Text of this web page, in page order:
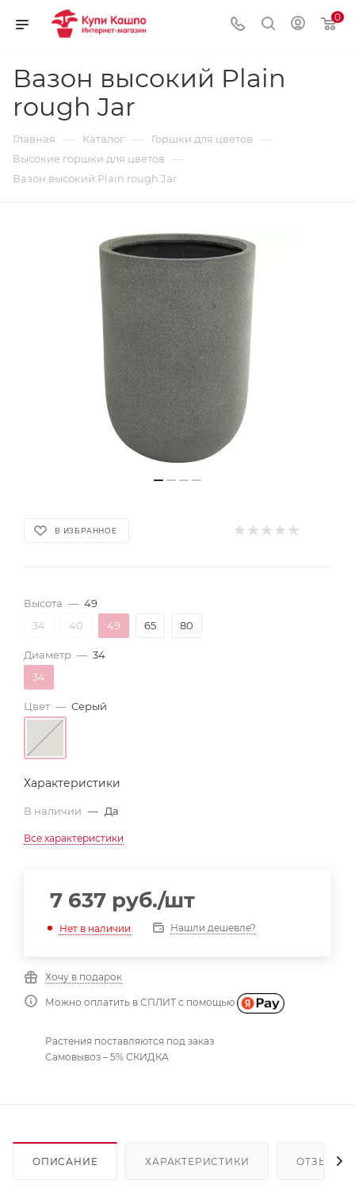
0
Вазон высокий Plain
rough Jar
Главная — Каталог — Горшки для цветов —
Высокие горшки для цветов —
Вазон высокий Plain rough Jar
В ИЗБРАННОЕ
Высота — 49
34
40 49 65 80
Диаметр — 34
34
Цвет — Серый
Характеристики
В наличии — Да
Все характеристики
7 637 руб./шт
Нет в наличии Нашли дешевле?
Хочу в подарок
Можно оплатить в СПЛИТ с помощью
Растения поставляются под заказ
Самовывоз – 5% СКИДКА
ОПИСАНИЕ ХАРАКТЕРИСТИКИ ОТЗЫВЫ